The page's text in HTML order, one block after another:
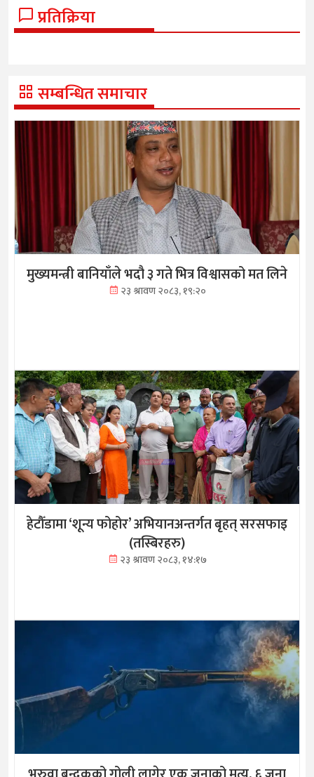
प्रतिक्रिया
सम्बन्धित समाचार
मुख्यमन्त्री बानियाँले भदौ ३ गते भित्र विश्वासको मत लिने
२३ श्रावण २०८३, १९:२०
हेटौँडामा ‘शून्य फोहोर’ अभियानअन्तर्गत बृहत् सरसफाइ
(तस्बिरहरु)
२३ श्रावण २०८३, १४:१७